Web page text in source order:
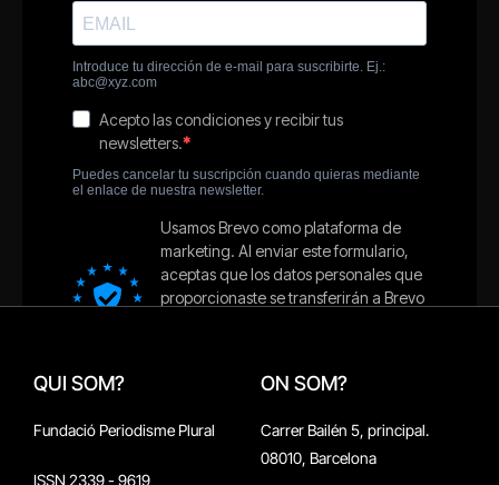
QUI SOM?
Fundació Periodisme Plural
ISSN 2339 - 9619
ON SOM?
Carrer Bailén 5, principal.
08010, Barcelona